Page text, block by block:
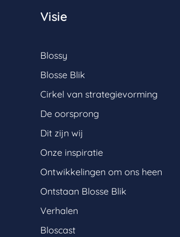
Visie
Blossy
Blosse Blik
Cirkel van strategievorming
De oorsprong
Dit zijn wij
Onze inspiratie
Ontwikkelingen om ons heen
Ontstaan Blosse Blik
Verhalen
Bloscast